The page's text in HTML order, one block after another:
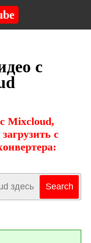
с
Mixcloud,
с